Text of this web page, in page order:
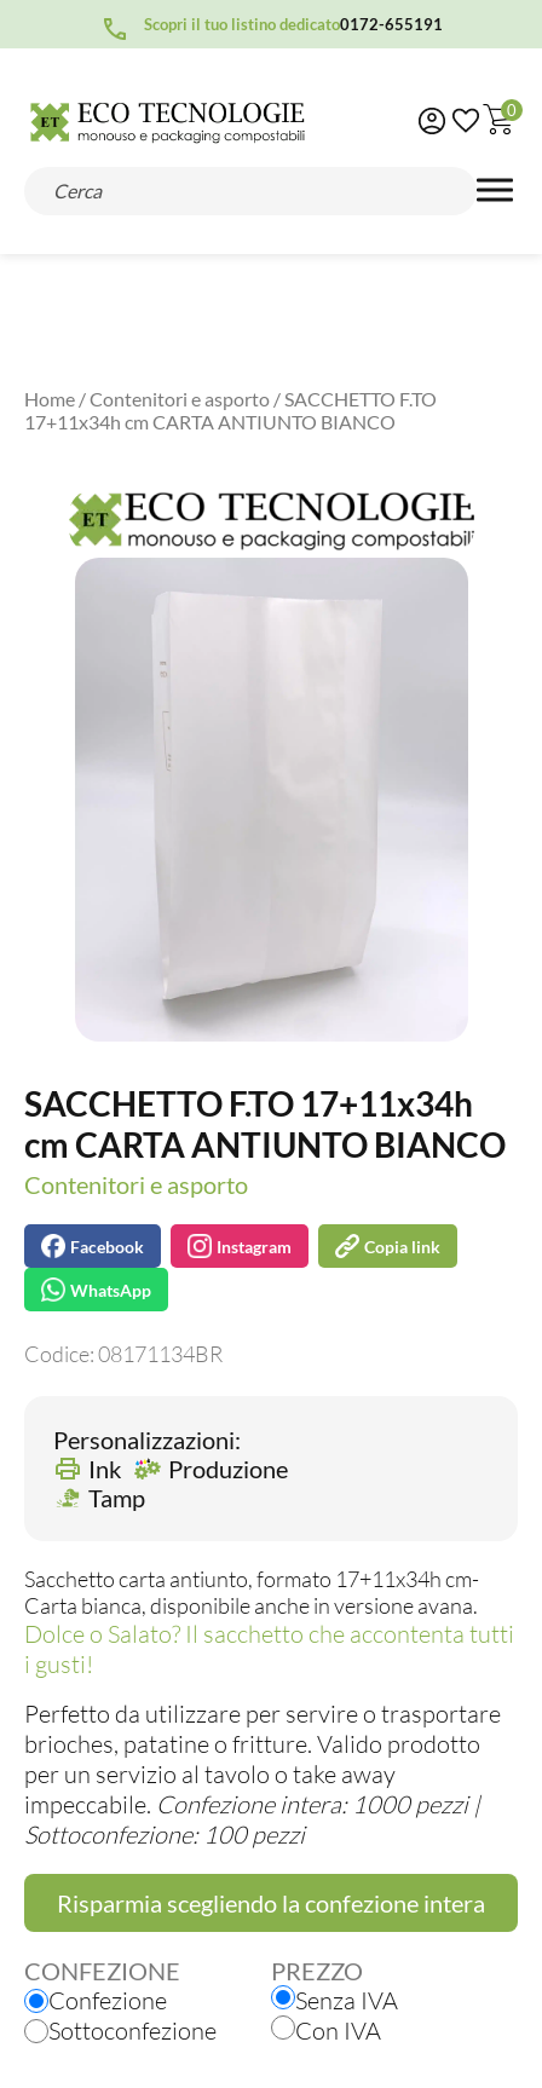
Scopri il tuo listino dedicato0172-655191
0
Home /Contenitori e asporto / SACCHETTO F.TO
17+11x34h cm CARTA ANTIUNTO BIANCO
SACCHETTO F.TO 17+11x34h
cm CARTA ANTIUNTO BIANCO
Contenitori e asporto
Facebook Instagram Copia link
WhatsApp
Codice:08171134BR
Personalizzazioni:
Ink
Produzione
Tamp
Sacchetto carta antiunto, formato 17+11x34h cm-
Carta bianca, disponibile anche in versione avana.
Dolce o Salato? Il sacchetto che accontenta tutti
i gusti!
Perfetto da utilizzare per servire o trasportare
brioches, patatine o fritture. Valido prodotto
per un servizio al tavolo o take away
impeccabile. Confezione intera: 1000 pezzi |
Sottoconfezione: 100 pezzi
Risparmia scegliendo la confezione intera
CONFEZIONE PREZZO
Confezione
Sottoconfezione
Senza IVA
Con IVA